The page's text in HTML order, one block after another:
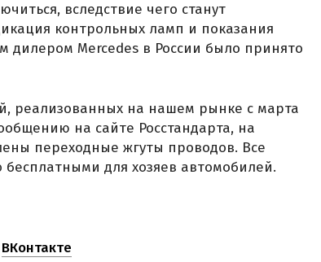
вследствие чего станут
контрольных ламп и показания
дилером Mercedes в России было принято
реализованных на нашем рынке с марта
на сайте Росстандарта, на
переходные жгуты проводов. Все
для хозяев автомобилей.
ВКонтакте